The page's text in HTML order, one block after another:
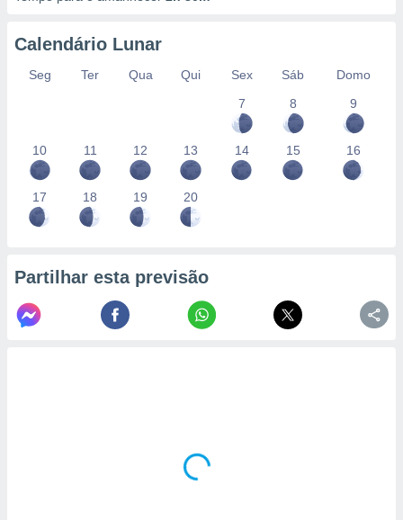
Calendário Lunar
Seg Ter Qua Qui Sex Sáb
Domo
7
8 9
10 11 12 13 14 15 16
17 18 19 20
Partilhar esta previsão